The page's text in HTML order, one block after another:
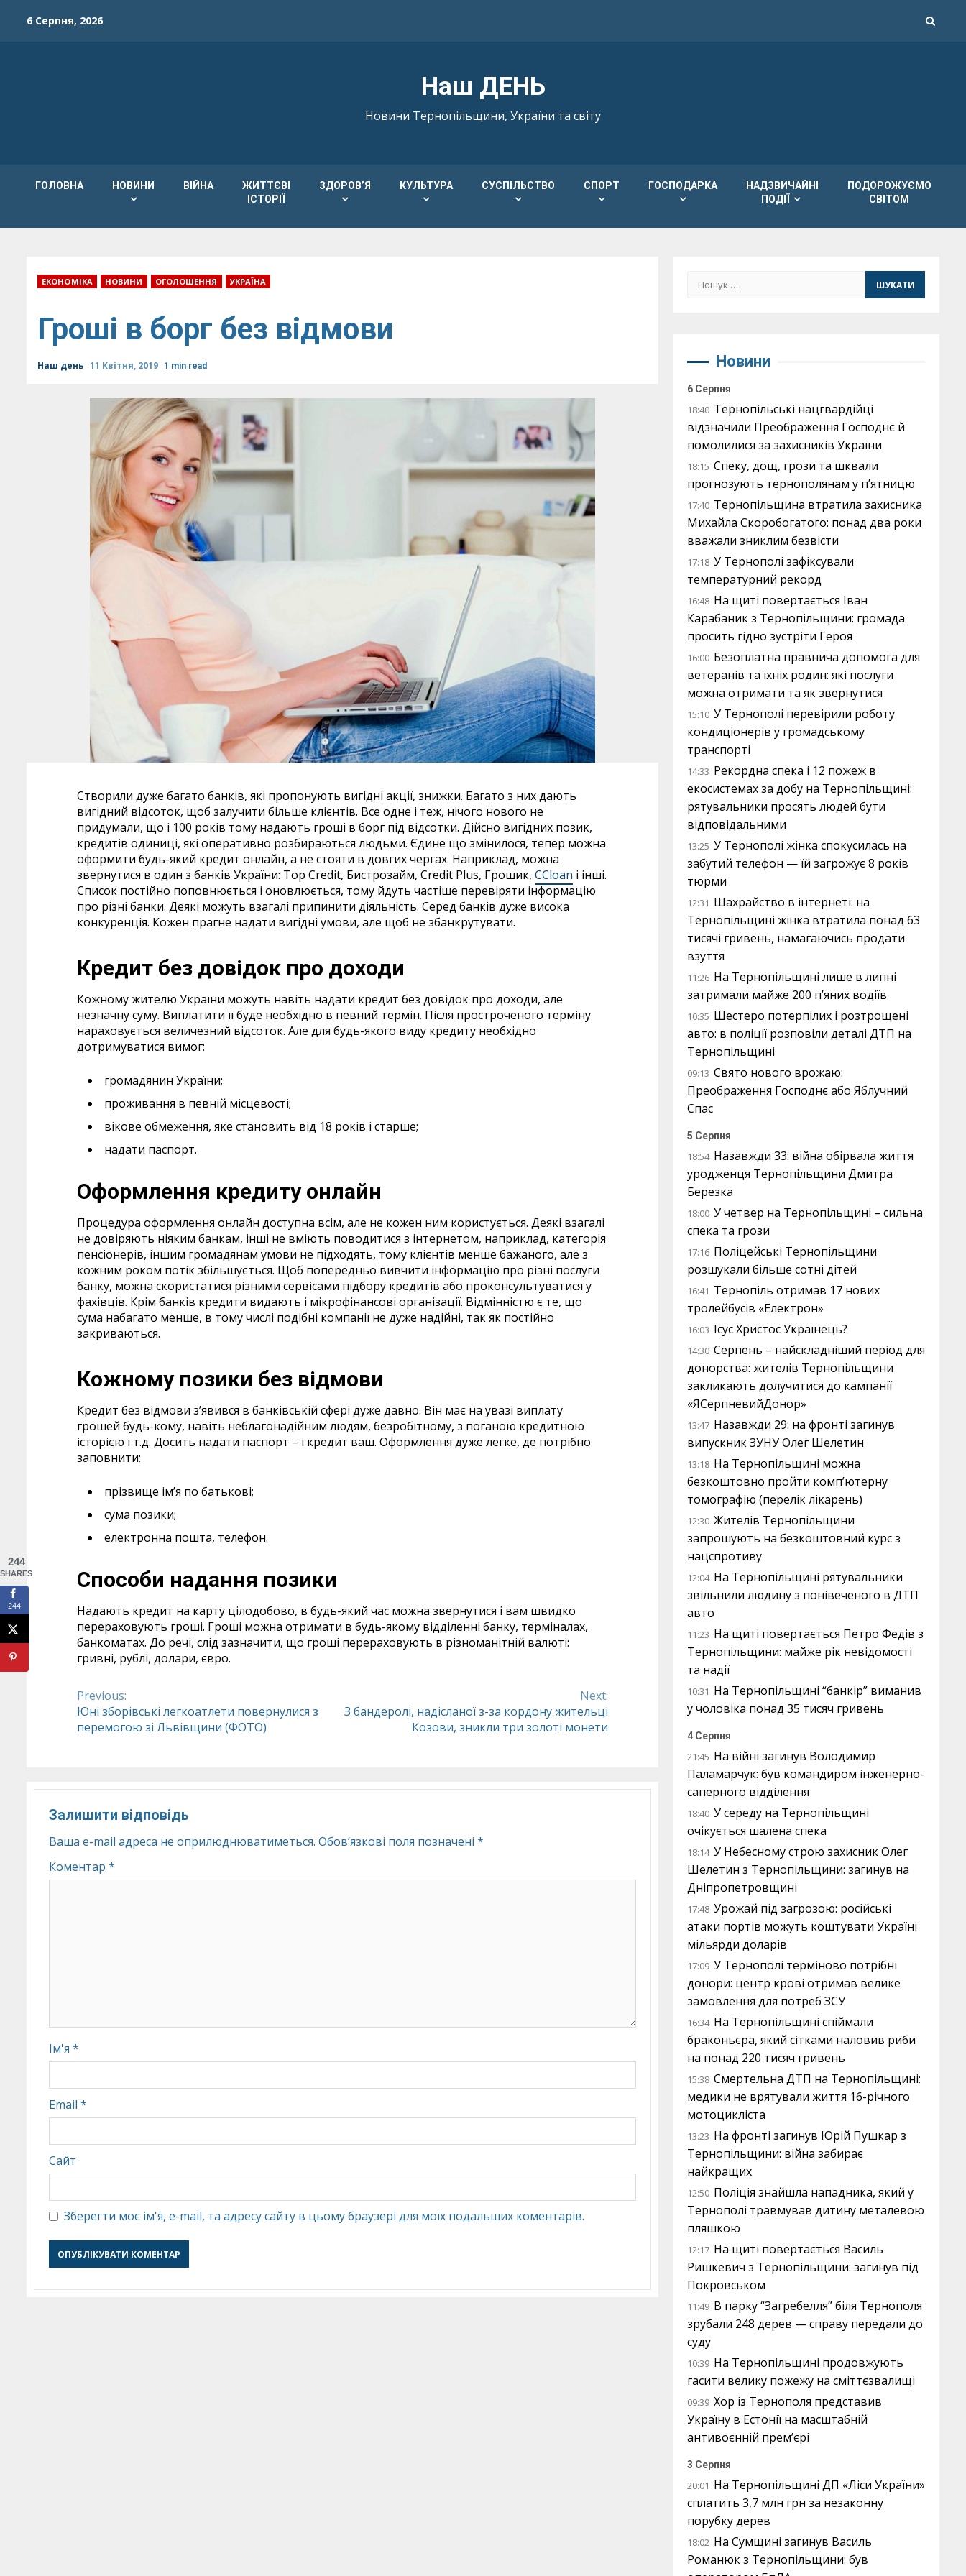
6 Серпня, 2026
Наш ДЕНЬ
Новини Тернопільщини, України та світу
ГОЛОВНА НОВИНИ ВІЙНА
ЖИТТЄВІ
ІСТОРІЇ
ЗДОРОВ’Я КУЛЬТУРА СУСПІЛЬСТВО СПОРТ ГОСПОДАРКА
НАДЗВИЧАЙНІ
ПОДІЇ
ПОДОРОЖУЄМО
СВІТОМ
ЕКОНОМІКА НОВИНИ ОГОЛОШЕННЯ УКРАЇНА
Гроші в борг без відмови
Наш день 11 Квітня, 2019 1 min read
Створили дуже багато банків, які пропонують вигідні акції, знижки. Багато з них дають
вигідний відсоток, щоб залучити більше клієнтів. Все одне і теж, нічого нового не
придумали, що і 100 років тому надають гроші в борг під відсотки. Дійсно вигідних позик,
кредитів одиниці, які оперативно розбираються людьми. Єдине що змінилося, тепер можна
оформити будь-який кредит онлайн, а не стояти в довгих чергах. Наприклад, можна
звернутися в один з банків України: Тop Credit, Бистрозайм, Credit Plus, Грошик, CCloan і інші.
Список постійно поповнюється і оновлюється, тому йдуть частіше перевіряти інформацію
про різні банки. Деякі можуть взагалі припинити діяльність. Серед банків дуже висока
конкуренція. Кожен прагне надати вигідні умови, але щоб не збанкрутувати.
Кредит без довідок про доходи
Кожному жителю України можуть навіть надати кредит без довідок про доходи, але
незначну суму. Виплатити її буде необхідно в певний термін. Після простроченого терміну
нараховується величезний відсоток. Але для будь-якого виду кредиту необхідно
дотримуватися вимог:
громадянин України;
проживання в певній місцевості;
вікове обмеження, яке становить від 18 років і старше;
надати паспорт.
Оформлення кредиту онлайн
Процедура оформлення онлайн доступна всім, але не кожен ним користується. Деякі взагалі
не довіряють ніяким банкам, інші не вміють поводитися з інтернетом, наприклад, категорія
пенсіонерів, іншим громадянам умови не підходять, тому клієнтів менше бажаного, але з
кожним роком потік збільшується. Щоб попередньо вивчити інформацію про різні послуги
банку, можна скористатися різними сервісами підбору кредитів або проконсультуватися у
фахівців. Крім банків кредити видають і мікрофінансові організації. Відмінністю є те, що
сума набагато менше, в тому числі подібні компанії не дуже надійні, так як постійно
закриваються.
Кожному позики без відмови
Кредит без відмови з’явився в банківській сфері дуже давно. Він має на увазі виплату
грошей будь-кому, навіть неблагонадійним людям, безробітному, з поганою кредитною
історією і т.д. Досить надати паспорт – і кредит ваш. Оформлення дуже легке, де потрібно
заповнити:
прізвище ім’я по батькові;
сума позики;
електронна пошта, телефон.
Способи надання позики
Надають кредит на карту цілодобово, в будь-який час можна звернутися і вам швидко
перераховують гроші. Гроші можна отримати в будь-якому відділенні банку, терміналах,
банкоматах. До речі, слід зазначити, що гроші перераховують в різноманітній валюті:
гривні, рублі, долари, євро.
Continue
Reading
Previous:
Юні зборівські легкоатлети повернулися з
перемогою зі Львівщини (ФОТО)
Next:
З бандеролі, надісланої з-за кордону жительці
Козови, зникли три золоті монети
Залишити відповідь
Ваша e-mail адреса не оприлюднюватиметься. Обов’язкові поля позначені *
Коментар *
Ім'я *
Email *
Сайт
Зберегти моє ім'я, e-mail, та адресу сайту в цьому браузері для моїх подальших коментарів.
Пошук:
Новини
6 Серпня
18:40 Тернопільські нацгвардійці
відзначили Преображення Господнє й
помолилися за захисників України
18:15 Спеку, дощ, грози та шквали
прогнозують тернополянам у п’ятницю
17:40 Тернопільщина втратила захисника
Михайла Скоробогатого: понад два роки
вважали зниклим безвісти
17:18 У Тернополі зафіксували
температурний рекорд
16:48 На щиті повертається Іван
Карабаник з Тернопільщини: громада
просить гідно зустріти Героя
16:00 Безоплатна правнича допомога для
ветеранів та їхніх родин: які послуги
можна отримати та як звернутися
15:10 У Тернополі перевірили роботу
кондиціонерів у громадському
транспорті
14:33 Рекордна спека і 12 пожеж в
екосистемах за добу на Тернопільщині:
рятувальники просять людей бути
відповідальними
13:25 У Тернополі жінка спокусилась на
забутий телефон — їй загрожує 8 років
тюрми
12:31 Шахрайство в інтернеті: на
Тернопільщині жінка втратила понад 63
тисячі гривень, намагаючись продати
взуття
11:26 На Тернопільщині лише в липні
затримали майже 200 п’яних водіїв
10:35 Шестеро потерпілих і розтрощені
авто: в поліції розповіли деталі ДТП на
Тернопільщині
09:13 Свято нового врожаю:
Преображення Господнє або Яблучний
Спас
5 Серпня
18:54 Назавжди 33: війна обірвала життя
уродженця Тернопільщини Дмитра
Березка
18:00 У четвер на Тернопільщині – сильна
спека та грози
17:16 Поліцейські Тернопільщини
розшукали більше сотні дітей
16:41 Тернопіль отримав 17 нових
тролейбусів «Електрон»
16:03 Ісус Христос Українець?
14:30 Серпень – найскладніший період для
донорства: жителів Тернопільщини
закликають долучитися до кампанії
«ЯСерпневийДонор»
13:47 Назавжди 29: на фронті загинув
випускник ЗУНУ Олег Шелетин
13:18 На Тернопільщині можна
безкоштовно пройти комп’ютерну
томографію (перелік лікарень)
12:30 Жителів Тернопільщини
запрошують на безкоштовний курс з
нацспротиву
12:04 На Тернопільщині рятувальники
звільнили людину з понівеченого в ДТП
авто
11:23 На щиті повертається Петро Федів з
Тернопільщини: майже рік невідомості
та надії
10:31 На Тернопільщині “банкір” виманив
у чоловіка понад 35 тисяч гривень
4 Серпня
21:45 На війні загинув Володимир
Паламарчук: був командиром інженерно-
саперного відділення
18:40 У середу на Тернопільщині
очікується шалена спека
18:14 У Небесному строю захисник Олег
Шелетин з Тернопільщини: загинув на
Дніпропетровщині
17:48 Урожай під загрозою: російські
атаки портів можуть коштувати Україні
мільярди доларів
17:09 У Тернополі терміново потрібні
донори: центр крові отримав велике
замовлення для потреб ЗСУ
16:34 На Тернопільщині спіймали
браконьєра, який сітками наловив риби
на понад 220 тисяч гривень
15:38 Смертельна ДТП на Тернопільщині:
медики не врятували життя 16-річного
мотоцикліста
13:23 На фронті загинув Юрій Пушкар з
Тернопільщини: війна забирає
найкращих
12:50 Поліція знайшла нападника, який у
Тернополі травмував дитину металевою
пляшкою
12:17 На щиті повертається Василь
Ришкевич з Тернопільщини: загинув під
Покровськом
11:49 В парку “Загребелля” біля Тернополя
зрубали 248 дерев — справу передали до
суду
10:39 На Тернопільщині продовжують
гасити велику пожежу на сміттєзвалищі
09:39 Хор із Тернополя представив
Україну в Естонії на масштабній
антивоєнній прем’єрі
3 Серпня
20:01 На Тернопільщині ДП «Ліси України»
сплатить 3,7 млн грн за незаконну
порубку дерев
18:02 На Сумщині загинув Василь
Романюк з Тернопільщини: був
244
SHARES
244